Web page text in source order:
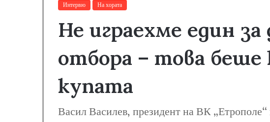
Интервю На хората
Не играехме един за
отбора – това
купата
Васил Василев, президент на ВК „Етрополе“